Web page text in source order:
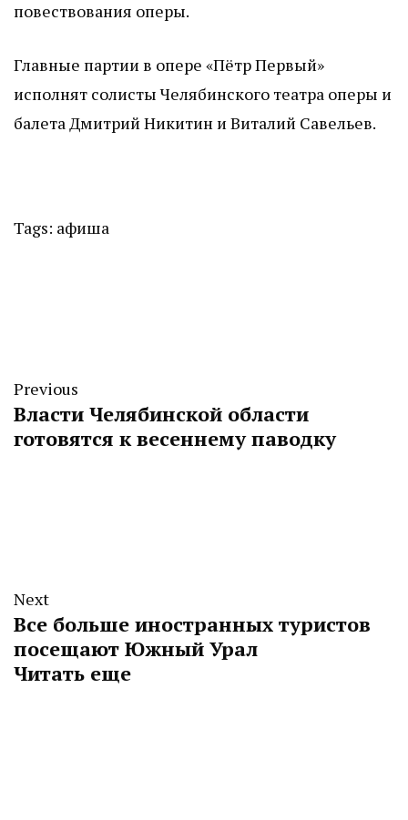
повествования оперы.
Главные партии в опере «Пётр Первый»
исполнят солисты Челябинского театра оперы и
балета Дмитрий Никитин и Виталий Савельев.
Tags: афиша
Previous
Власти Челябинской области
готовятся к весеннему паводку
Next
Все больше иностранных туристов
посещают Южный Урал
Читать еще